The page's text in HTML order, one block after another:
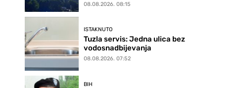
08.08.2026. 08:15
ISTAKNUTO
Tuzla servis: Jedna ulica bez
vodosnadbijevanja
08.08.2026. 07:52
BIH